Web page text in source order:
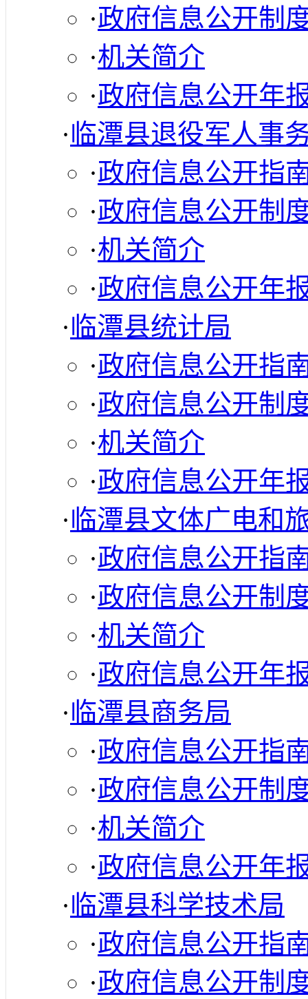
·政府信息公开制
·机关简介
·政府信息公开年
·临潭县退役军人事
·政府信息公开指
·政府信息公开制
·机关简介
·政府信息公开年
·临潭县统计局
·政府信息公开指
·政府信息公开制
·机关简介
·政府信息公开年
·临潭县文体广电和
·政府信息公开指
·政府信息公开制
·机关简介
·政府信息公开年
·临潭县商务局
·政府信息公开指
·政府信息公开制
·机关简介
·政府信息公开年
·临潭县科学技术局
·政府信息公开指
·政府信息公开制